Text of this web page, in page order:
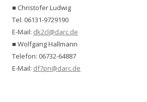
■ Christofer Ludwig
Tel: 06131-9729190
E-Mail: dk2cl@darc.de
■ Wolfgang Hallmann
Telefon: 06732-64887
E-Mail: df7pn@darc.de